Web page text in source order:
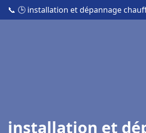
📞 🕒 installation et dépannage
installation et